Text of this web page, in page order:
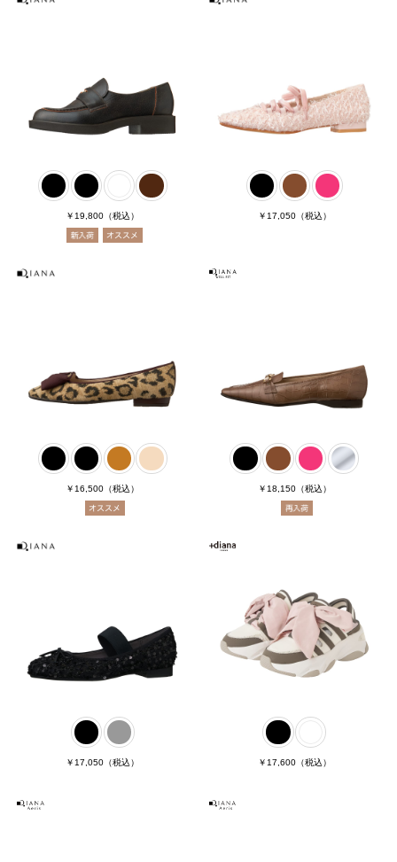
￥19,800 （税込） ￥17,050（税込）
￥16,500 （税込） ￥18,150（税込）
￥17,050 （税込） ￥17,600（税込）